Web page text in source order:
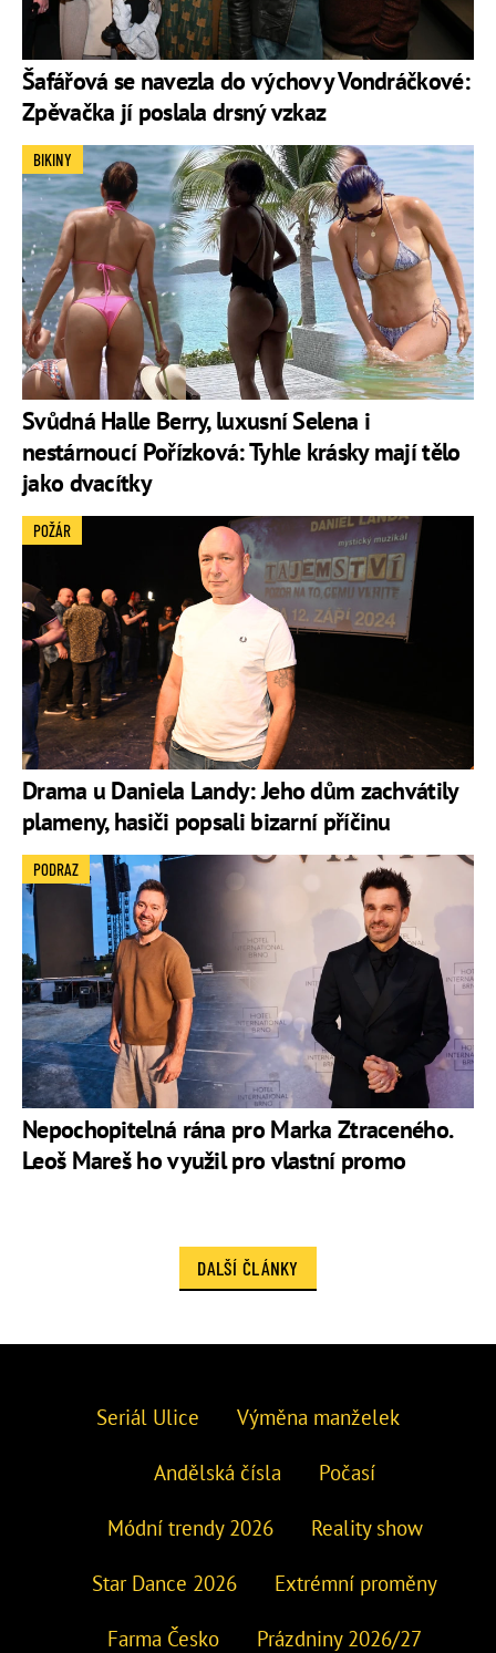
Šafářová se navezla do výchovy Vondráčkové:
Zpěvačka jí poslala drsný vzkaz
Svůdná Halle Berry, luxusní Selena i
nestárnoucí Pořízková: Tyhle krásky mají tělo
jako dvacítky
BIKINY
Drama u Daniela Landy: Jeho dům zachvátily
plameny, hasiči popsali bizarní příčinu
POŽÁR
Nepochopitelná rána pro Marka Ztraceného.
Leoš Mareš ho využil pro vlastní promo
PODRAZ
DALŠÍ ČLÁNKY
Seriál Ulice Výměna manželek
Andělská čísla Počasí
Módní trendy 2026 Reality show
Star Dance 2026 Extrémní proměny
Farma Česko Prázdniny 2026/27